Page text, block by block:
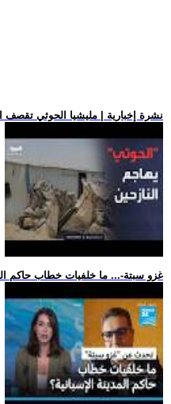
.. نشرة إخبارية | مليشيا الحوثي تقصف
.. -غزو سبتة-... ما خلفيات خطاب حاكم